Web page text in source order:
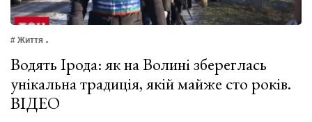
# Життя
Водять Ірода: як на Волині збереглась
унікальна традиція, якій майже сто років.
ВІДЕО